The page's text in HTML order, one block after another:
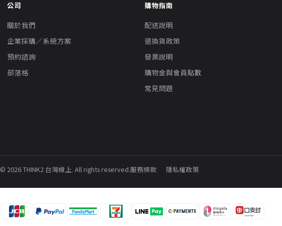
公司
關於我們
企業採購／系統方案
預約諮詢
部落格
購物指南
配送說明
退換貨政策
發票說明
購物金與會員點數
常見問題
© 2026 THINK2 台灣線上. All rights reserved.服務條款 隱私權政策